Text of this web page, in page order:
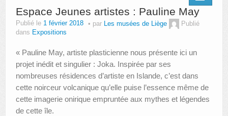
Espace Jeunes artistes : Pauline May
Publié le 1 février 2018 par Les musées de Liège
Publié
dans Expositions
« Pauline May, artiste plasticienne nous présente ici un
projet inédit et singulier : Joka. Inspirée par ses
nombreuses résidences d’artiste en Islande, c’est dans
cette noirceur volcanique qu’elle puise l’essence même de
cette imagerie onirique empruntée aux mythes et légendes
de cette île.